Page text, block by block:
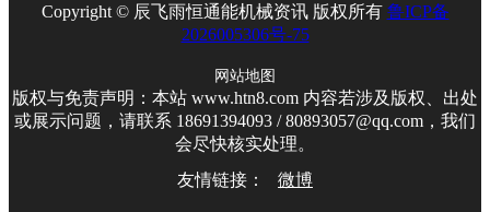
Copyright © 辰飞雨恒通能机械资讯 版权所有 鲁ICP备
2026005306号-75
网站地图
版权与免责声明：本站 www.htn8.com 内容若涉及版权、出处
或展示问题，请联系 18691394093 / 80893057@qq.com，我们
会尽快核实处理。
友情链接：
微博